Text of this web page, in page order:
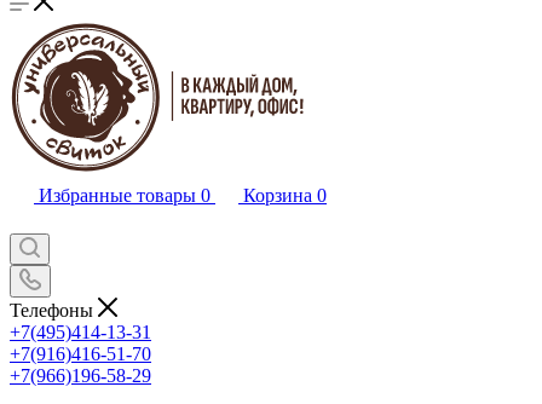
Избранные товары 0 Корзина 0
Телефоны
+7(495)414-13-31
+7(916)416-51-70
+7(966)196-58-29